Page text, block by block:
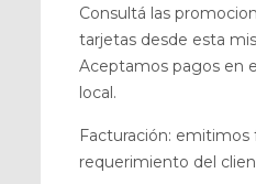
Consultá las
tarjetas desde esta
Aceptamos pagos en
local.
Facturación: emitimos
requerimiento del